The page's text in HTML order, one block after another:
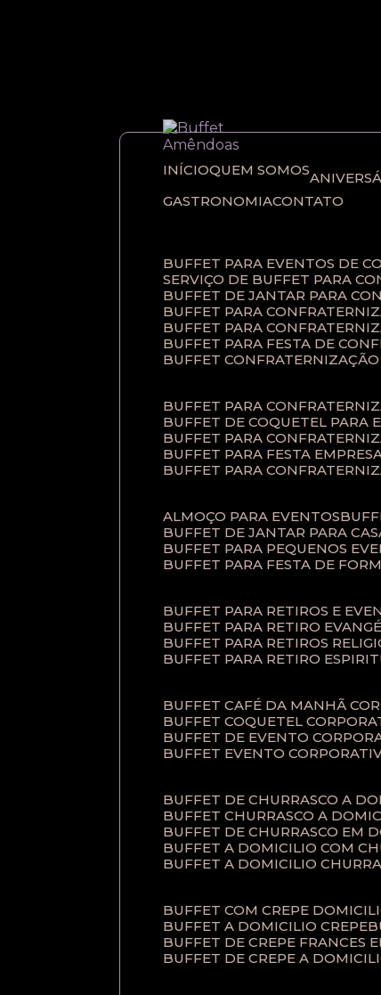
INÍCIO QUEM SOMOS
GASTRONOMIA CONTATO
BUFFET PARA EVENTOS DE
SERVIÇO DE BUFFET PARA
BUFFET DE JANTAR PARA
BUFFET PARA
BUFFET PARA
BUFFET PARA FESTA DE
BUFFET
BUFFET PARA
BUFFET DE COQUETEL PARA
BUFFET PARA
BUFFET PARA FESTA
BUFFET PARA
ALMOÇO PARA EVENTOS
BUFFET DE JANTAR PARA
BUFFET PARA PEQUENOS
BUFFET PARA FESTA DE
BUFFET PARA RETIROS E
BUFFET PARA RETIRO
BUFFET PARA RETIROS
BUFFET PARA RETIRO
BUFFET CAFÉ DA MANHÃ
BUFFET COQUETEL
BUFFET DE EVENTO
BUFFET EVENTO
BUFFET DE CHURRASCO A
BUFFET CHURRASCO A
BUFFET DE CHURRASCO EM
BUFFET A DOMICILIO COM
BUFFET A DOMICILIO
BUFFET COM CREPE
BUFFET A DOMICILIO CREPE
BUFFET DE CREPE FRANCES
BUFFET DE CREPE A